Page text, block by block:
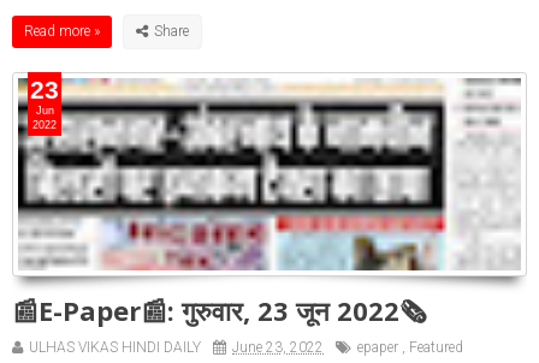
Read more »
📰E-Paper📰: गुरुवार, 23 जून 2022🗞
ULHAS VIKAS HINDI DAILY June 23, 2022 epaper Featured
23
Jun
2022